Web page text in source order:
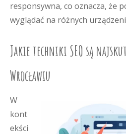
responsywna, co oznacza, że
wyglądać na różnych
Jakie techniki SEO są
Wrocławiu
W
kont
ekści